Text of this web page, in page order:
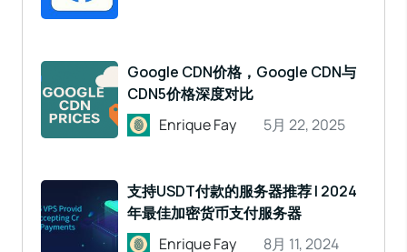
Google CDN价格，Google CDN与
CDN5价格深度对比
Enrique Fay
5月 22, 2025
支持USDT付款的服务器推荐 | 2024
年最佳加密货币支付服务器
Enrique Fay
8月 11, 2024